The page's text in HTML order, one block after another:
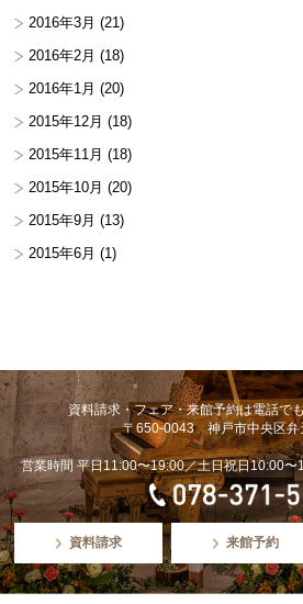
2016年3月 (21)
2016年2月 (18)
2016年1月 (20)
2015年12月 (18)
2015年11月 (18)
2015年10月 (20)
2015年9月 (13)
2015年6月 (1)
資料請求・フェア・来館予約は電話で
〒650-0043 神戸市中央区弁
営業時間 平日11:00〜19:00／土日祝日10:00
資料請求 来館予約